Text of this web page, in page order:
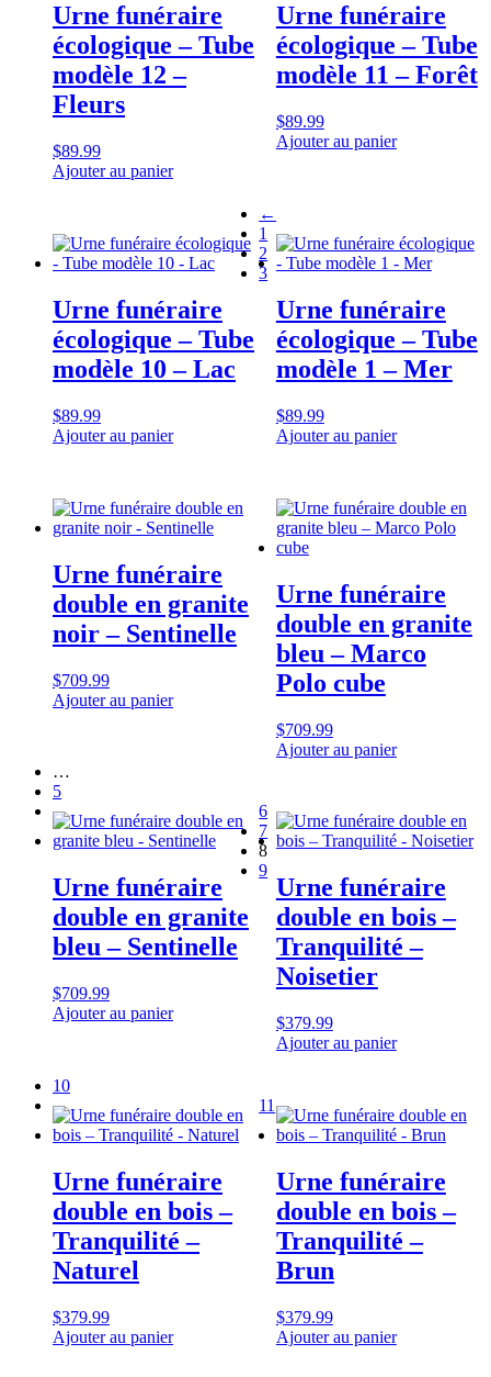
Urne funéraire
écologique – Tube
modèle 12 –
Fleurs
$89.99
Ajouter au panier
Urne funéraire
écologique – Tube
modèle 11 – Forêt
$89.99
Ajouter au panier
Urne funéraire
écologique – Tube
modèle 10 – Lac
$89.99
Ajouter au panier
Urne funéraire
écologique – Tube
modèle 1 – Mer
$89.99
Ajouter au panier
Urne funéraire
double en granite
noir – Sentinelle
$709.99
Ajouter au panier
Urne funéraire
double en granite
bleu – Marco
Polo cube
$709.99
Ajouter au panier
Urne funéraire
double en granite
bleu – Sentinelle
$709.99
Ajouter au panier
Urne funéraire
double en bois –
Tranquilité –
Noisetier
$379.99
Ajouter au panier
Urne funéraire
double en bois –
Tranquilité –
Naturel
$379.99
Ajouter au panier
Urne funéraire
double en bois –
Tranquilité –
Brun
$379.99
Ajouter au panier
←
1
2
3
…
5
6
7
8
9
10
11